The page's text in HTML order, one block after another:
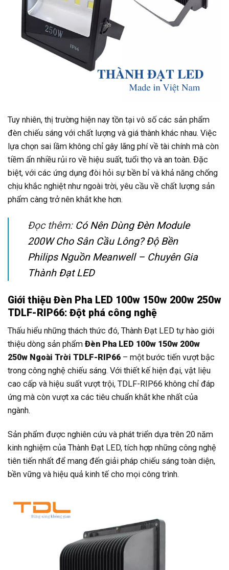
Tuy nhiên, thị trường hiện nay tồn tại vô số các sản phẩm
đèn chiếu sáng với chất lượng và giá thành khác nhau. Việc
lựa chọn sai lầm không chỉ gây lãng phí về tài chính mà còn
tiềm ẩn nhiều rủi ro về hiệu suất, tuổi thọ và an toàn. Đặc
biệt, với các ứng dụng đòi hỏi sự bền bỉ và khả năng chống
chịu khắc nghiệt như ngoài trời, yêu cầu về chất lượng sản
phẩm càng trở nên khắt khe hơn.
Đọc thêm: Có Nên Dùng Đèn Module
200W Cho Sân Cầu Lông? Độ Bền
Philips Nguồn Meanwell – Chuyên Gia
Thành Đạt LED
Giới thiệu Đèn Pha LED 100w 150w 200w 250w
TDLF-RIP66: Đột phá công nghệ
Thấu hiểu những thách thức đó, Thành Đạt LED tự hào giới
thiệu dòng sản phẩm Đèn Pha LED 100w 150w 200w
250w Ngoài Trời TDLF-RIP66 – một bước tiến vượt bậc
trong công nghệ chiếu sáng. Với thiết kế hiện đại, vật liệu
cao cấp và hiệu suất vượt trội, TDLF-RIP66 không chỉ đáp
ứng mà còn vượt xa các tiêu chuẩn khắt khe nhất của
ngành.
Sản phẩm được nghiên cứu và phát triển dựa trên 20 năm
kinh nghiệm của Thành Đạt LED, tích hợp những công nghệ
tiên tiến nhất để mang đến giải pháp chiếu sáng toàn diện,
bền vững và hiệu quả kinh tế cho mọi công trình.